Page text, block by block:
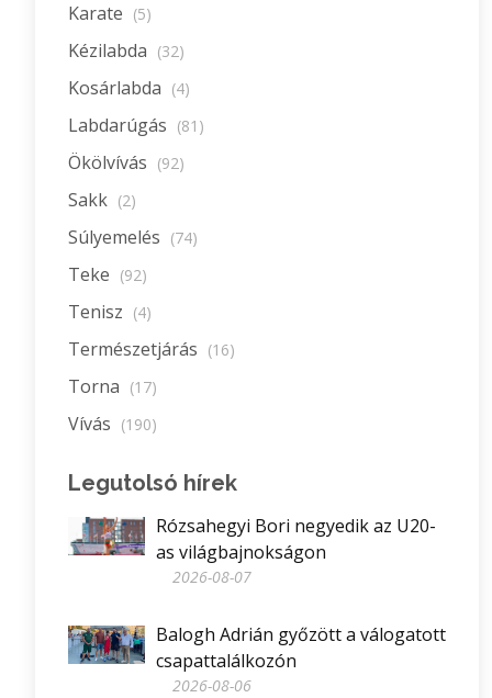
Karate (5)
Kézilabda (32)
Kosárlabda (4)
Labdarúgás (81)
Ökölvívás (92)
Sakk (2)
Súlyemelés (74)
Teke (92)
Tenisz (4)
Természetjárás (16)
Torna (17)
Vívás (190)
Legutolsó hírek
Rózsahegyi Bori negyedik az U20-
as világbajnokságon
2026-08-07
Balogh Adrián győzött a válogatott
csapattalálkozón
2026-08-06